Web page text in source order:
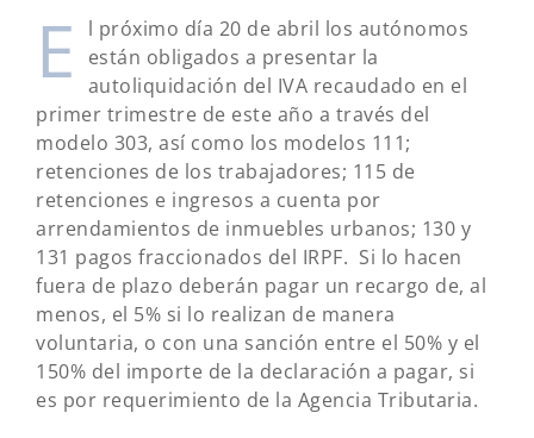
E
l próximo día 20 de abril los autónomos
están obligados a presentar la
autoliquidación del IVA recaudado en el
primer trimestre de este año a través del
modelo 303, así como los modelos 111;
retenciones de los trabajadores; 115 de
retenciones e ingresos a cuenta por
arrendamientos de inmuebles urbanos; 130 y
131 pagos fraccionados del IRPF. Si lo hacen
fuera de plazo deberán pagar un recargo de, al
menos, el 5% si lo realizan de manera
voluntaria, o con una sanción entre el 50% y el
150% del importe de la declaración a pagar, si
es por requerimiento de la Agencia Tributaria.